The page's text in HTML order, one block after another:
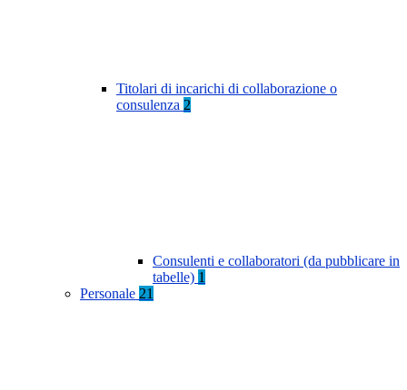
Titolari di incarichi di collaborazione o
consulenza 2
Consulenti e collaboratori (da pubblicare in
tabelle) 1
Personale 21